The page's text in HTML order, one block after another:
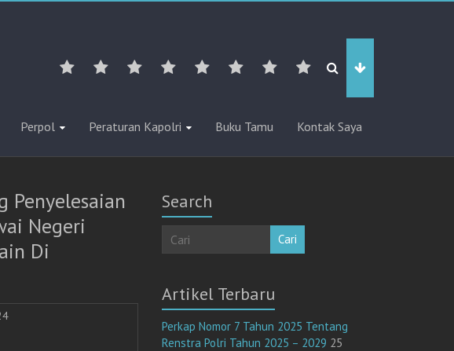
Perpol Peraturan Kapolri Buku Tamu Kontak Saya
Penyelesaian
Negeri
Di
Search
Cari
Artikel Terbaru
Perkap Nomor 7 Tahun 2025 Tentang
Renstra Polri Tahun 2025 – 2029 25